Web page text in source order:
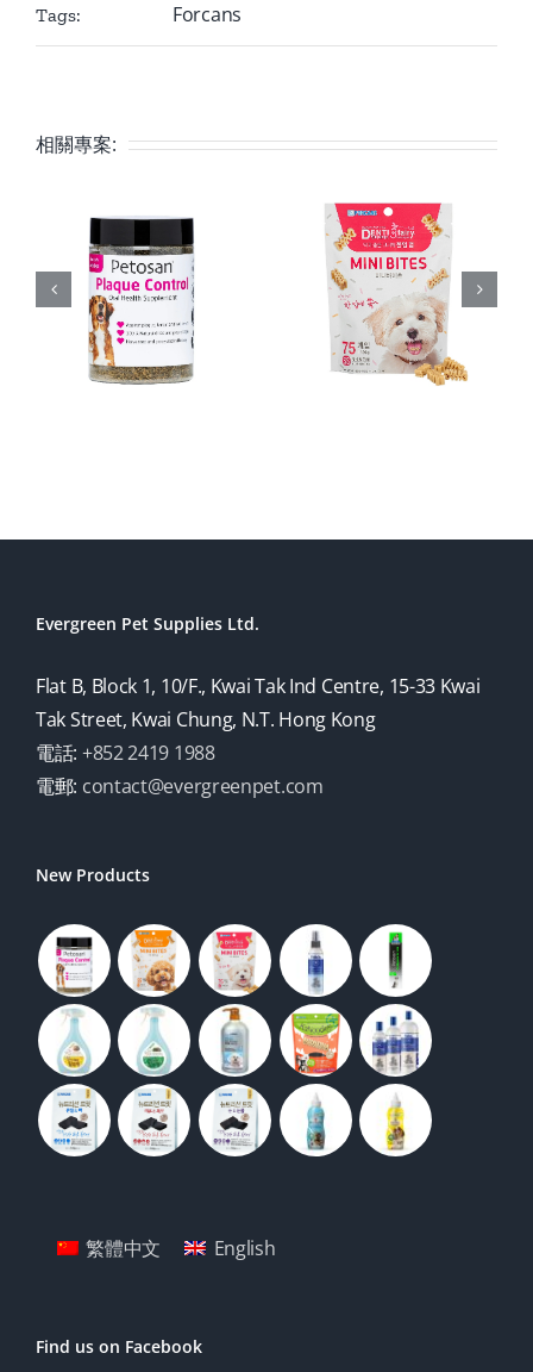
Tags: Forcans
相關專案:
Denti 3 Fairy Mini
Bites SS
Evergreen Pet Supplies Ltd.
Flat B, Block 1, 10/F., Kwai Tak Ind Centre, 15-33 Kwai
Tak Street, Kwai Chung, N.T. Hong Kong
電話: +852 2419 1988
電郵: contact@evergreenpet.com
New Products
繁體中文 English
Find us on Facebook